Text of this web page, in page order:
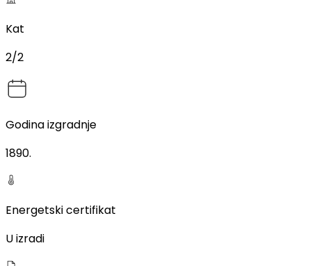
Kat
2/2
Godina izgradnje
1890.
Energetski certifikat
U izradi